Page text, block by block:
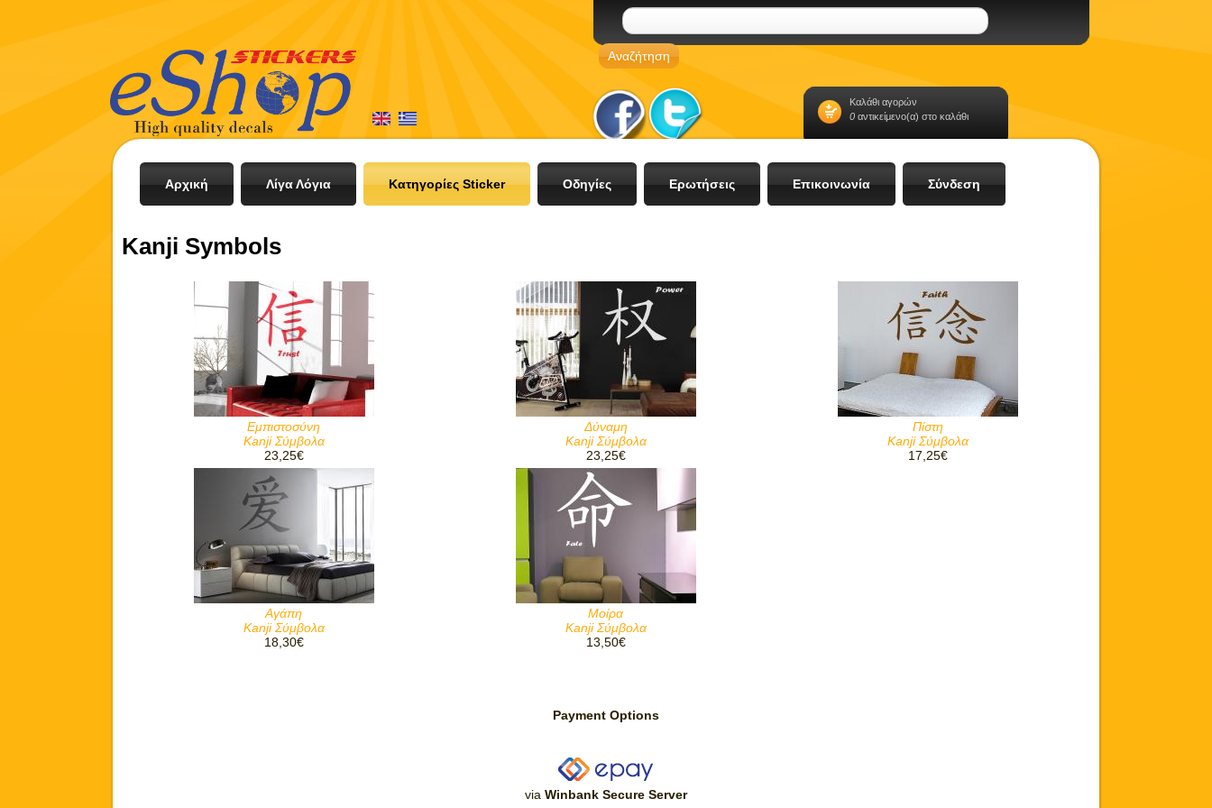
Καλάθι αγορών
0 αντικείμενο(α) στο καλάθι
Αρχική Λίγα Λόγια Κατηγορίες Sticker Οδηγίες Ερωτήσεις Επικοινωνία Σύνδεση
Kanji Symbols
Εμπιστοσύνη
Kanji Σύμβολα
23,25€
Δύναμη
Kanji Σύμβολα
23,25€
Πίστη
Kanji Σύμβολα
17,25€
Αγάπη
Kanji Σύμβολα
18,30€
Μοίρα
Kanji Σύμβολα
13,50€
Payment Options
via Winbank Secure Server